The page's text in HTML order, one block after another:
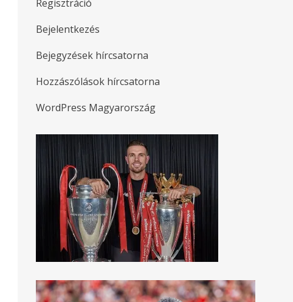
Regisztráció
Bejelentkezés
Bejegyzések hírcsatorna
Hozzászólások hírcsatorna
WordPress Magyarország